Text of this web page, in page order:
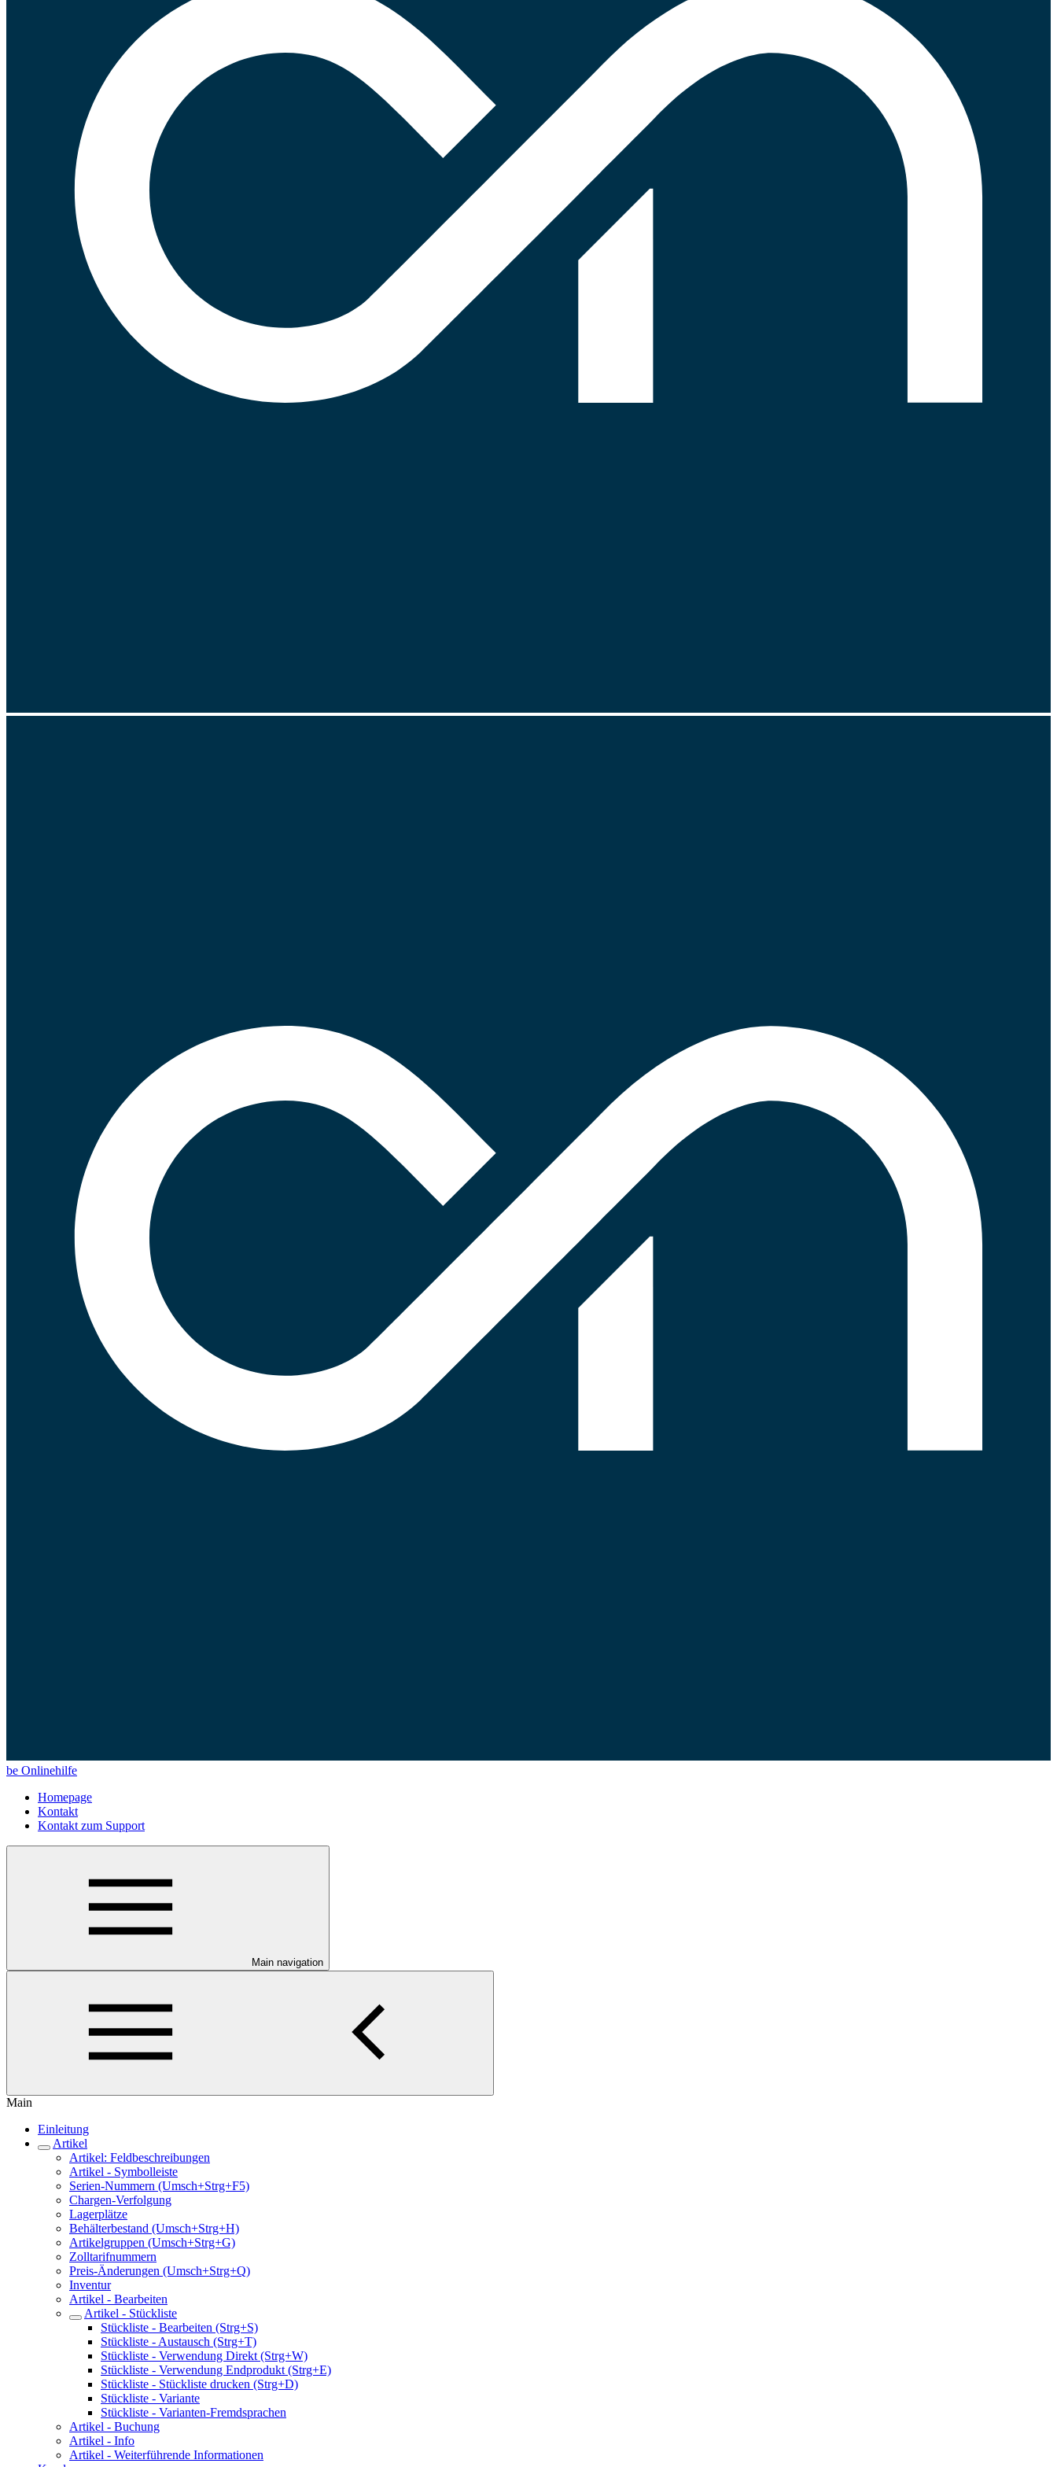
be Onlinehilfe
Homepage
Kontakt
Kontakt zum Support
Main navigation
Main
Einleitung
Artikel
Artikel: Feldbeschreibungen
Artikel - Symbolleiste
Serien-Nummern (Umsch+Strg+F5)
Chargen-Verfolgung
Lagerplätze
Behälterbestand (Umsch+Strg+H)
Artikelgruppen (Umsch+Strg+G)
Zolltarifnummern
Preis-Änderungen (Umsch+Strg+Q)
Inventur
Artikel - Bearbeiten
Artikel - Stückliste
Stückliste - Bearbeiten (Strg+S)
Stückliste - Austausch (Strg+T)
Stückliste - Verwendung Direkt (Strg+W)
Stückliste - Verwendung Endprodukt (Strg+E)
Stückliste - Stückliste drucken (Strg+D)
Stückliste - Variante
Stückliste - Varianten-Fremdsprachen
Artikel - Buchung
Artikel - Info
Artikel - Weiterführende Informationen